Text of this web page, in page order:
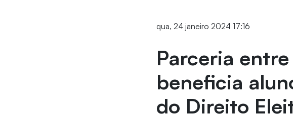
qua, 24 janeiro 2024 17:16
Parceria
beneficia
do Direito